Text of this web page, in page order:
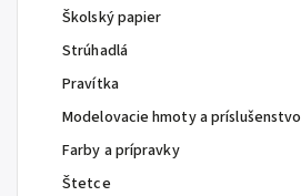
Školský papier
Strúhadlá
Pravítka
Modelovacie hmoty a príslušenstvo
Farby a prípravky
Štetce